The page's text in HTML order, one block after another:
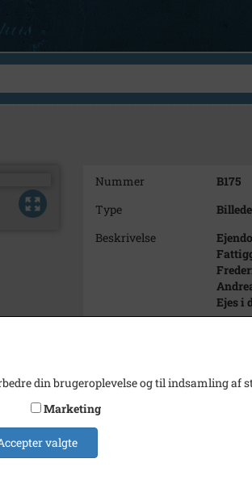
Nummer
B175
Type
Beskrivelse
Ejes i
Fotograf
Størrelse
din brugeroplevelse og til indsamling af
Marketing
valgte